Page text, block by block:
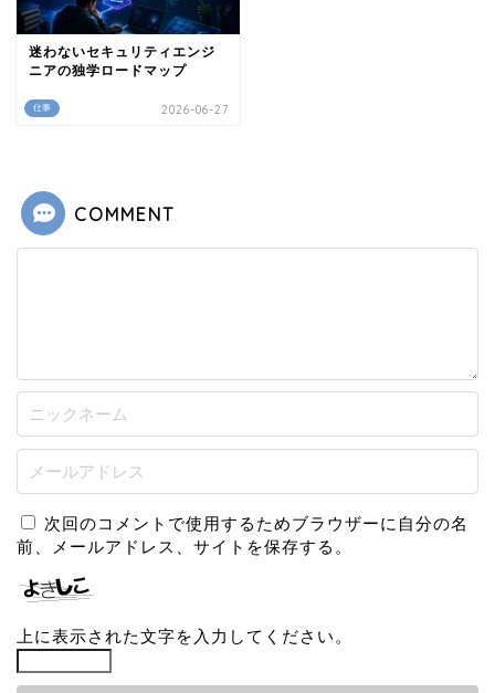
仕事
迷わないセキュリティエンジ
ニアの独学ロードマップ
2026-06-27
COMMENT
次回のコメントで使用するためブラウザーに自分の名
前、メールアドレス、サイトを保存する。
上に表示された文字を入力してください。